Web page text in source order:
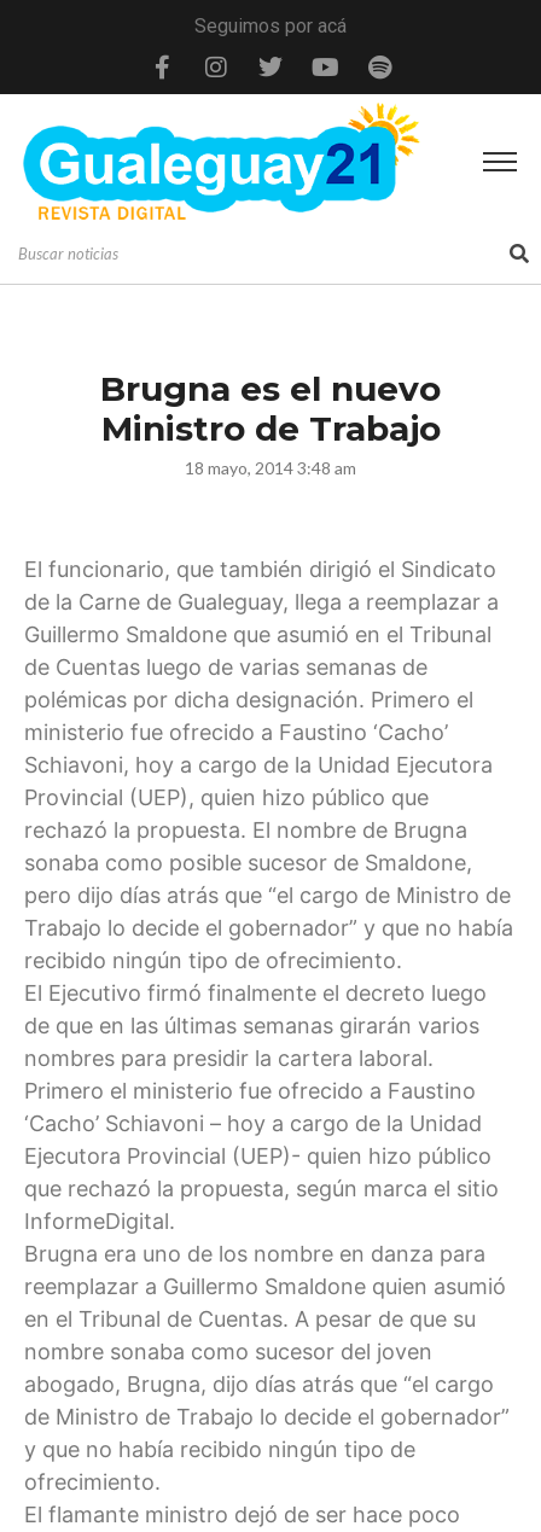
Seguimos por acá
Brugna es el nuevo
Ministro de Trabajo
18 mayo, 2014 3:48 am
El funcionario, que también dirigió el Sindicato
de la Carne de Gualeguay, llega a reemplazar a
Guillermo Smaldone que asumió en el Tribunal
de Cuentas luego de varias semanas de
polémicas por dicha designación. Primero el
ministerio fue ofrecido a Faustino ‘Cacho’
Schiavoni, hoy a cargo de la Unidad Ejecutora
Provincial (UEP), quien hizo público que
rechazó la propuesta. El nombre de Brugna
sonaba como posible sucesor de Smaldone,
pero dijo días atrás que “el cargo de Ministro de
Trabajo lo decide el gobernador” y que no había
recibido ningún tipo de ofrecimiento.
El Ejecutivo firmó finalmente el decreto luego
de que en las últimas semanas girarán varios
nombres para presidir la cartera laboral.
Primero el ministerio fue ofrecido a Faustino
‘Cacho’ Schiavoni – hoy a cargo de la Unidad
Ejecutora Provincial (UEP)- quien hizo público
que rechazó la propuesta, según marca el sitio
InformeDigital.
Brugna era uno de los nombre en danza para
reemplazar a Guillermo Smaldone quien asumió
en el Tribunal de Cuentas. A pesar de que su
nombre sonaba como sucesor del joven
abogado, Brugna, dijo días atrás que “el cargo
de Ministro de Trabajo lo decide el gobernador”
y que no había recibido ningún tipo de
ofrecimiento.
El flamante ministro dejó de ser hace poco